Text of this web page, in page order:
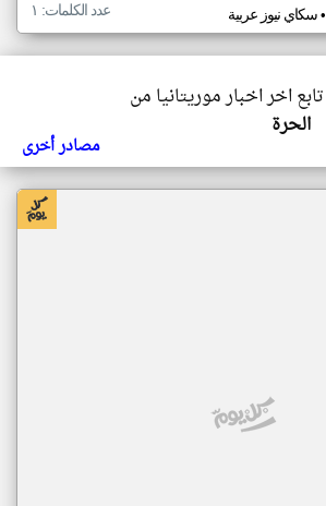
سكاي نيوز عربية• عدد الكلمات: ١
تابع اخر اخبار موريتانيا من
الحرة
مصادر أخرى